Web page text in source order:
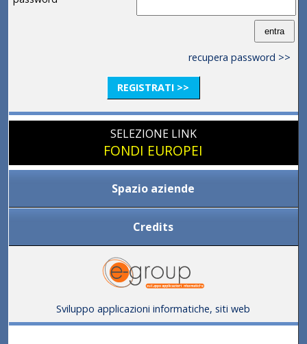
recupera password >>
REGISTRATI >>
SELEZIONE LINK
FONDI EUROPEI
Spazio aziende
Credits
Sviluppo applicazioni informatiche, siti web